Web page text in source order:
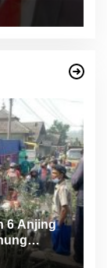
6 Anjing